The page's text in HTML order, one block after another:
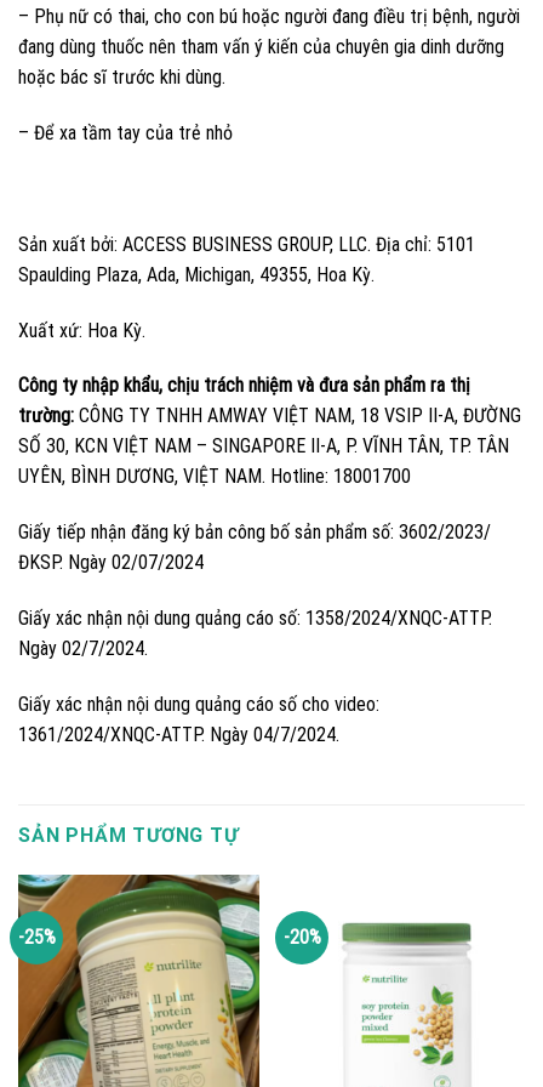
– Phụ nữ có thai, cho con bú hoặc người đang điều trị bệnh, người
đang dùng thuốc nên tham vấn ý kiến của chuyên gia dinh dưỡng
hoặc bác sĩ trước khi dùng.
– Để xa tầm tay của trẻ nhỏ
Sản xuất bởi: ACCESS BUSINESS GROUP, LLC. Địa chỉ: 5101
Spaulding Plaza, Ada, Michigan, 49355, Hoa Kỳ.
Xuất xứ: Hoa Kỳ.
Công ty nhập khẩu, chịu trách nhiệm và đưa sản phẩm ra thị
trường: CÔNG TY TNHH AMWAY VIỆT NAM, 18 VSIP II-A, ĐƯỜNG
SỐ 30, KCN VIỆT NAM – SINGAPORE II-A, P. VĨNH TÂN, TP. TÂN
UYÊN, BÌNH DƯƠNG, VIỆT NAM. Hotline: 18001700
Giấy tiếp nhận đăng ký bản công bố sản phẩm số: 3602/2023/
ĐKSP. Ngày 02/07/2024
Giấy xác nhận nội dung quảng cáo số: 1358/2024/XNQC-ATTP.
Ngày 02/7/2024.
Giấy xác nhận nội dung quảng cáo số cho video:
1361/2024/XNQC-ATTP. Ngày 04/7/2024.
SẢN PHẨM TƯƠNG TỰ
-25% -20%